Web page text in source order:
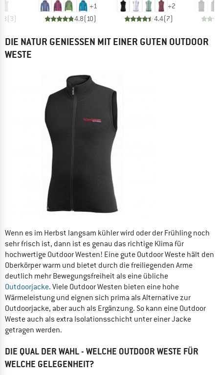
(3)
+1
4.8( 10)
+2
4.4(7)
DIE NATUR GENIESSEN MIT EINER GUTEN OUTDOOR W
ESTE
Wenn es im Herbst langsam kühler wird oder der Frühling noch
sehr frisch ist, dann ist es genau das richtige Klima für
hochwertige Outdoor Westen! Eine gute Outdoor Weste hält den
Oberkörper warm und bietet durch die freiliegenden Arme
deutlich mehr Bewegungsfreiheit als eine übliche
Outdoorjacke. Viele Outdoor Westen bieten eine hohe
Wärmeleistung und eignen sich prima als Alternative zur
Outdoorjacke, aber auch als Ergänzung. So kann eine Outdoor
Weste auch als extra Isolationsschicht unter einer Jacke
getragen werden.
DIE QUAL DER WAHL - WELCHE OUTDOOR WESTE FÜR
WELCHE GELEGENHEIT?